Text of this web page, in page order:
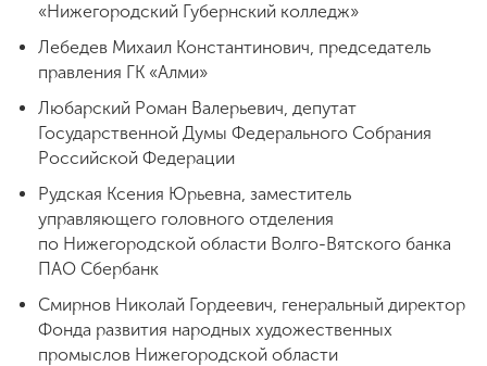
«Нижегородский Губернский колледж»
Лебедев Михаил Константинович, председатель
правления ГК «Алми»
Любарский Роман Валерьевич, депутат
Государственной Думы Федерального Собрания
Российской Федерации
Рудская Ксения Юрьевна, заместитель
управляющего головного отделения
по Нижегородской области Волго-Вятского банка
ПАО Сбербанк
Смирнов Николай Гордеевич, генеральный директор
Фонда развития народных художественных
промыслов Нижегородской области